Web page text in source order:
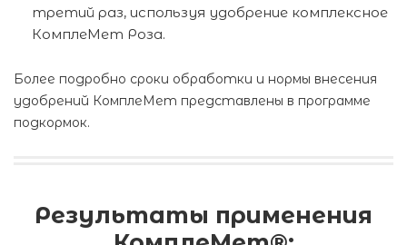
третий раз, используя удобрение комплексное
КомплеМет Роза.
Более подробно сроки обработки и нормы внесения
удобрений КомплеМет представлены в программе
подкормок.
Результаты применения